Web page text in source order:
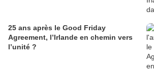
25 ans après le Good Friday
Agreement, l’Irlande en chemin vers
l’unité ?